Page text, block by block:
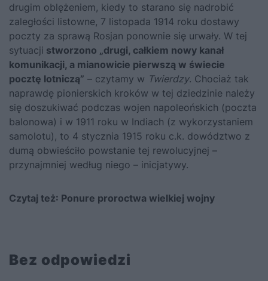
drugim oblężeniem, kiedy to starano się nadrobić
zaległości listowne, 7 listopada 1914 roku dostawy
poczty za sprawą Rosjan ponownie się urwały. W tej
sytuacji stworzono „drugi, całkiem nowy kanał
komunikacji, a mianowicie pierwszą w świecie
pocztę lotniczą” – czytamy w Twierdzy. Chociaż tak
naprawdę pionierskich kroków w tej dziedzinie należy
się doszukiwać podczas wojen napoleońskich (poczta
balonowa) i w 1911 roku w Indiach (z wykorzystaniem
samolotu), to 4 stycznia 1915 roku c.k. dowództwo z
dumą obwieściło powstanie tej rewolucyjnej –
przynajmniej według niego – inicjatywy.
Czytaj też: Ponure proroctwa wielkiej wojny
Bez odpowiedzi